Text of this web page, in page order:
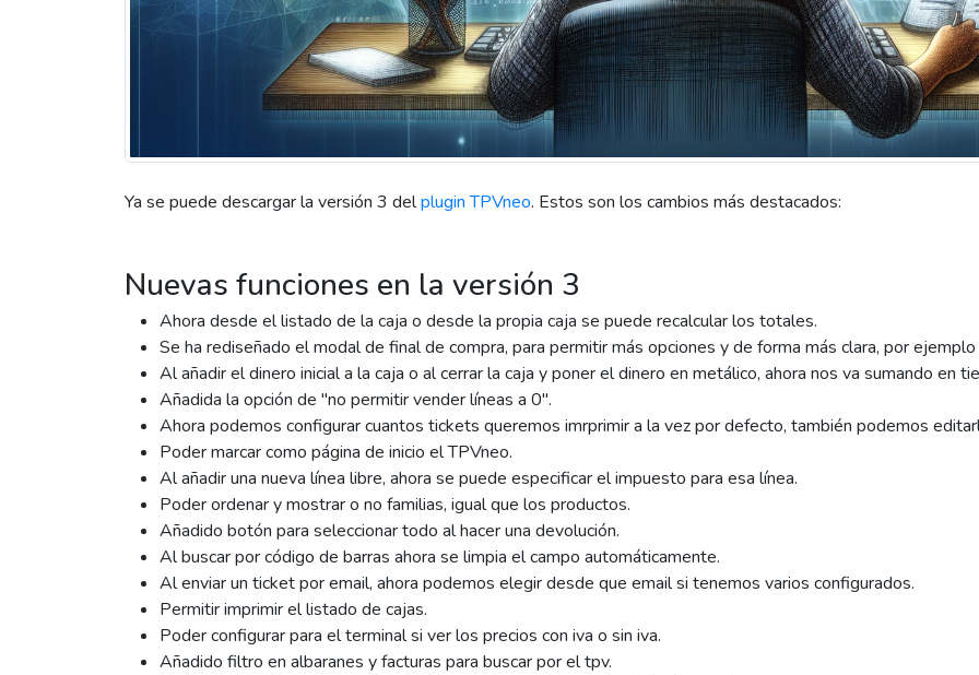
Ya se puede descargar la versión 3 delplugin TPVneo. Estos son los cambios más destacados:
Nuevas funciones en la versión 3
Ahora desde el listado de la caja o desde la propia caja se puede recalcular los totales.
Se ha rediseñado el modal de final de compra, para permitir más opciones y de forma más clara, por ejemplo
Al añadir el dinero inicial a la caja o al cerrar la caja y poner el dinero en metálico, ahora nos va sumando en
Añadida la opción de "no permitir vender líneas a 0".
Ahora podemos configurar cuantos tickets queremos imrprimir a la vez por defecto, también podemos
Poder marcar como página de inicio el TPVneo.
Al añadir una nueva línea libre, ahora se puede especificar el impuesto para esa línea.
Poder ordenar y mostrar o no familias, igual que los productos.
Añadido botón para seleccionar todo al hacer una devolución.
Al buscar por código de barras ahora se limpia el campo automáticamente.
Al enviar un ticket por email, ahora podemos elegir desde que email si tenemos varios configurados.
Permitir imprimir el listado de cajas.
Poder configurar para el terminal si ver los precios con iva o sin iva.
Añadido filtro en albaranes y facturas para buscar por el tpv.